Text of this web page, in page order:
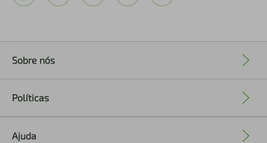
Sobre nós
Políticas
Ajuda